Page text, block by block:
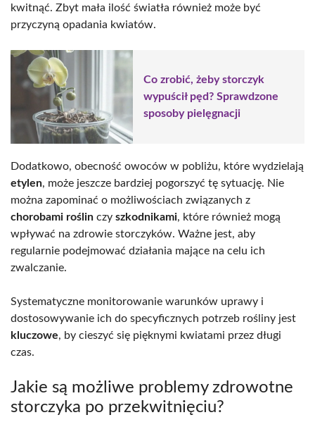
kwitnąć. Zbyt mała ilość światła również może być
przyczyną opadania kwiatów.
Co zrobić, żeby storczyk
wypuścił pęd? Sprawdzone
sposoby pielęgnacji
Dodatkowo, obecność owoców w pobliżu, które wydzielają
etylen, może jeszcze bardziej pogorszyć tę sytuację. Nie
można zapominać o możliwościach związanych z
chorobami roślin czy szkodnikami, które również mogą
wpływać na zdrowie storczyków. Ważne jest, aby
regularnie podejmować działania mające na celu ich
zwalczanie.
Systematyczne monitorowanie warunków uprawy i
dostosowywanie ich do specyficznych potrzeb rośliny jest
kluczowe, by cieszyć się pięknymi kwiatami przez długi
czas.
Jakie są możliwe problemy zdrowotne
storczyka po przekwitnięciu?